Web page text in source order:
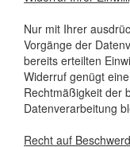
Nur mit Ihrer
Vorgänge der
bereits erteilten
Widerruf genügt
Rechtmäßigkeit der
Datenverarbeitung
Recht auf